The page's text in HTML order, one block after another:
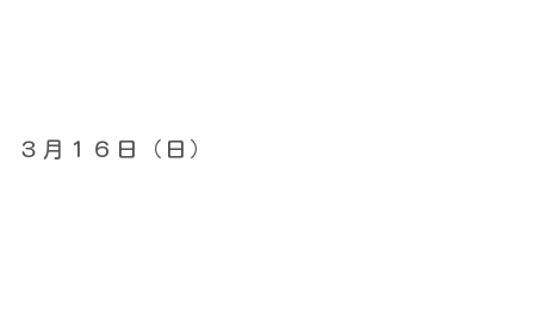
３月１６日（日）